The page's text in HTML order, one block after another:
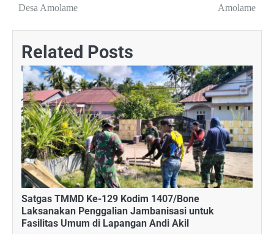
Desa Amolame
Amolame
Related Posts
Satgas TMMD Ke-129 Kodim 1407/Bone
Laksanakan Penggalian Jambanisasi untuk
Fasilitas Umum di Lapangan Andi Akil